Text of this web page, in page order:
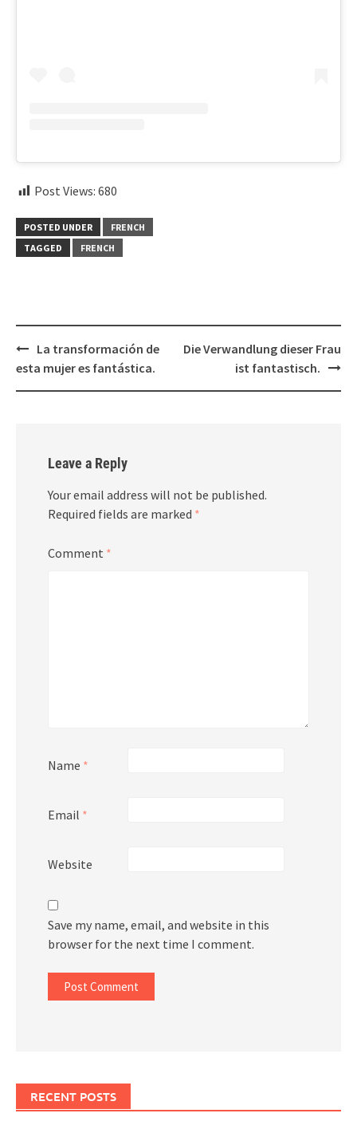
Post Views: 680
POSTED UNDER
FRENCH
TAGGED
FRENCH
Post
navigation
La transformación de
esta mujer es fantástica.
Die Verwandlung dieser Frau
ist fantastisch.
Leave a Reply
Your email address will not be published.
Required fields are marked *
Comment *
Name *
Email *
Website
Save my name, email, and website in this
browser for the next time I comment.
RECENT POSTS